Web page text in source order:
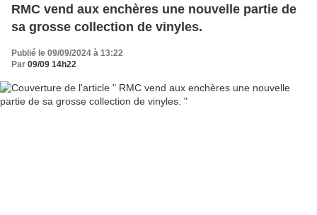
RMC vend aux enchères une nouvelle partie de
sa grosse collection de vinyles.
Publié le 09/09/2024 à 13:22
Par 09/09 14h22